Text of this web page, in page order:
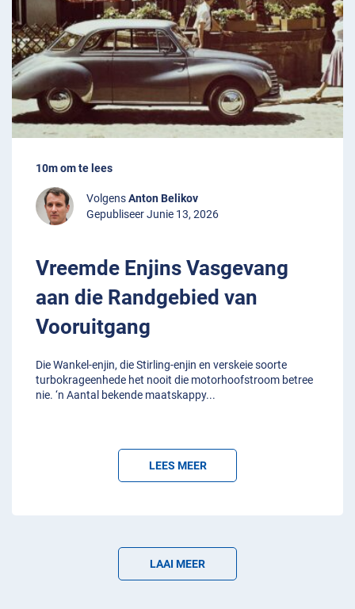
10m om te lees
VolgensAnton Belikov
Gepubliseer Junie 13, 2026
Vreemde Enjins Vasgevang
aan die Randgebied van
Vooruitgang
Die Wankel-enjin, die Stirling-enjin en verskeie soorte
turbokrageenhede het nooit die motorhoofstroom betree
nie. ‘n Aantal bekende maatskappy...
LEES MEER
LAAI MEER